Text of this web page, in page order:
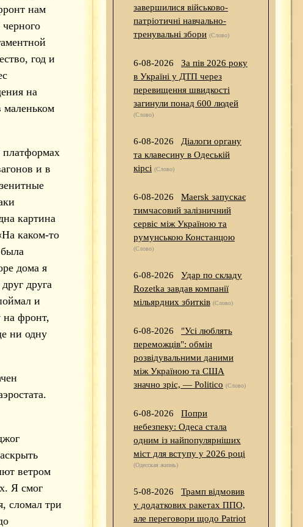
нам
год и
на
маленьком
и в
картина
каком-то
дома я
друга
и
фронт,
ни одну
ветром
Я смог
сломал три
завершилися військово-
патріотичні навчально-
тренувальні збори (Слово)
6-08-2026
За пів 2026 року
в Україні у ДТП через
перевищення швидкості
загинули понад 600 людей
(Слово)
6-08-2026
Діалоги органу
та клавесину в Одеській
кірсі (Слово)
6-08-2026
Maersk запускає
тимчасовий залізничний
сервіс між Україною та
румунською Констанцою
(Слово)
6-08-2026
Удар по складу
Rozetka завдав компанії
мільярдних збитків (Слово)
6-08-2026
"Усі люблять
переможців": обмін
розвідувальними даними
між Україною та США
значно зріс, — Politico (Слово)
6-08-2026
Попри
небезпеку: Одеса стала
одним із найпопулярніших
міст для вступу у 2026 році
(Одесская жизнь)
5-08-2026
Трамп відмовив
у додаткових ракетах ППО,
але переговори щодо Patriot